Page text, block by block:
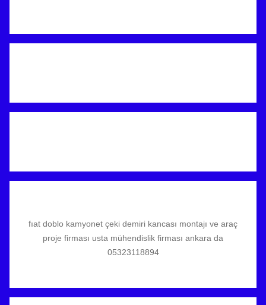
fıat doblo kamyonet çeki demiri kancası montajı ve araç
proje firması usta mühendislik firması ankara da
05323118894